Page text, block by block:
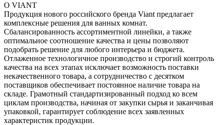
О VIANT
Продукция нового российского бренда Viant предлагает
комплексные решения для ванных комнат.
Сбалансированность ассортиментной линейки, а также
оптимальное соотношение качества и цены позволяют
подобрать решение для любого интерьера и бюджета.
Отлаженное технологичное производство и строгий контроль
качества на всех этапах исключает возможность поставки
некачественного товара, а сотрудничество с десятком
поставщиков обеспечивает постоянное наличие товара на
складе. Грамотный стандартизированный подход ко всем
циклам производства, начиная от закупки сырья и заканчивая
упаковкой, гарантирует соблюдение всех заявленных
характеристик продукции.